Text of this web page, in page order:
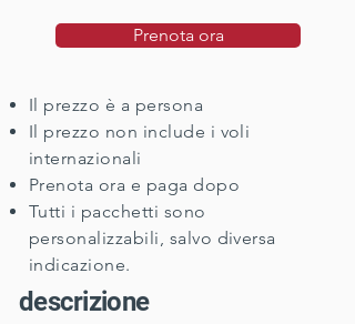
Prenota ora
Il prezzo è a persona
Il prezzo non include i voli
internazionali
Prenota ora e paga dopo
Tutti i pacchetti sono
personalizzabili, salvo diversa
indicazione.
descrizione